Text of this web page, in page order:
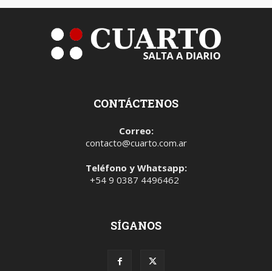
CONTÁCTENOS
Correo:
contacto@cuarto.com.ar
Teléfono y Whatsapp:
+54 9 0387 4496462
SÍGANOS